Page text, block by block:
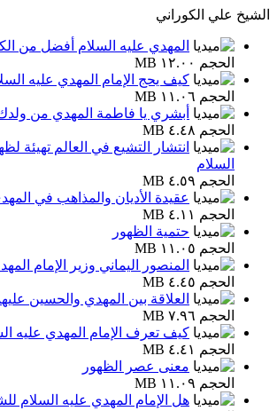
الشيخ علي الكوراني
المهدي عليه السلام أفضل من
الحجم ١٢.٠٠ MB
كيف يحج الإمام المهدي عليه
الحجم ١١.٠٦ MB
أبشري يا فاطمة المهدي من
الحجم ٤.٤٨ MB
انتشار التشيع في العالم تهيئة
السلام
الحجم ٤.٥٩ MB
عقيدة الأديان والمذاهب في
الحجم ٤.١١ MB
حتمية الظهور
الحجم ١١.٠٥ MB
المنصور اليماني وزير الإمام
الحجم ٤.٤٥ MB
العلاقة بين المهدي والحسين
الحجم ٧.٩٦ MB
كيف تعرف الإمام المهدي عليه
الحجم ٤.٤١ MB
معنى عصر الظهور
الحجم ١١.٠٩ MB
هل الإمام المهدي عليه السلام